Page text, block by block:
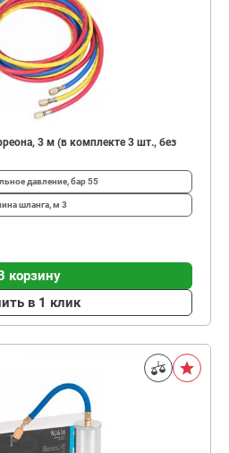
3 м (в комплекте 3 шт., без
давление, бар55
шланга, м 3
корзину
в 1 клик